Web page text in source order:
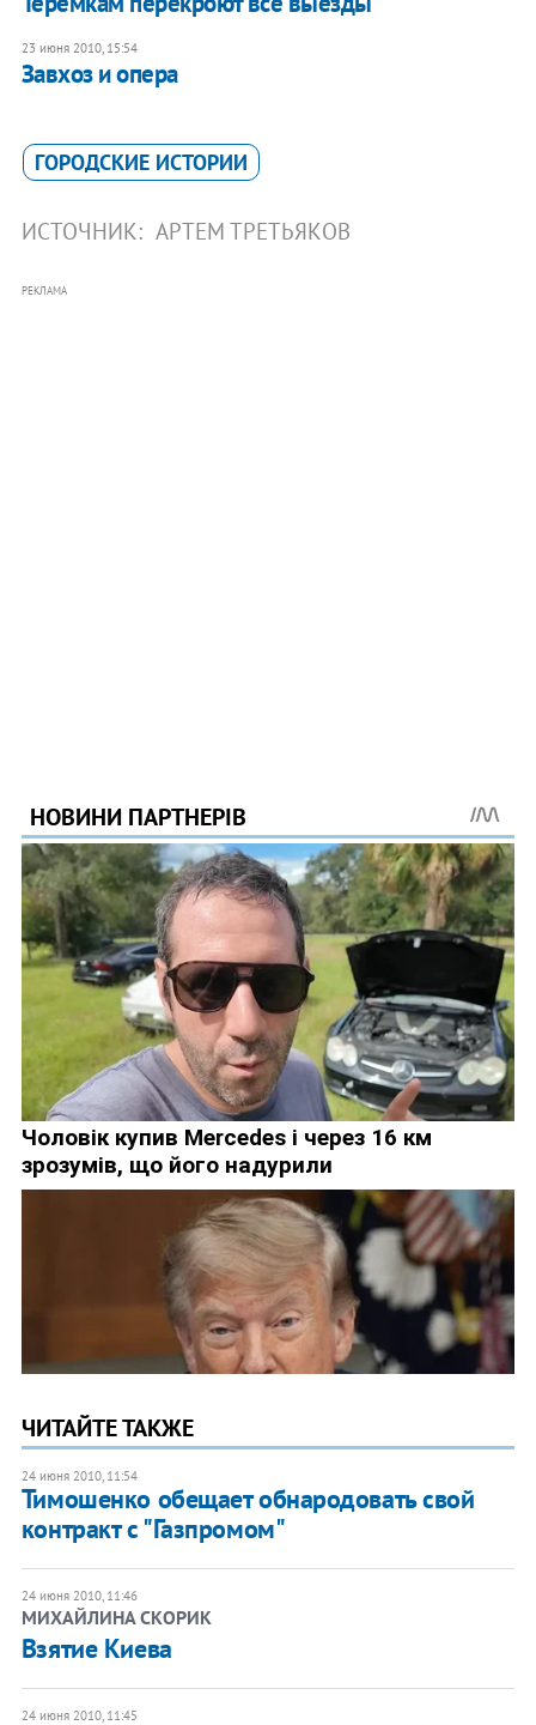
23 июня 2010, 15:54
Завхоз и опера
ГОРОДСКИЕ ИСТОРИИ
ИСТОЧНИК: АРТЕМ ТРЕТЬЯКОВ
РЕКЛАМА
ЧИТАЙТЕ ТАКЖЕ
24 июня 2010, 11:54
Тимошенко обещает обнародовать свой
контракт с "Газпромом"
24 июня 2010, 11:46
МИХАЙЛИНА СКОРИК
Взятие Киева
24 июня 2010, 11:45